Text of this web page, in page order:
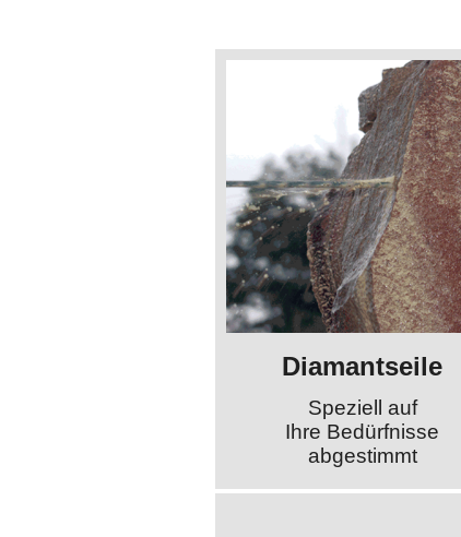
Diamantseile
Speziell auf
Ihre Bedürfnisse
abgestimmt